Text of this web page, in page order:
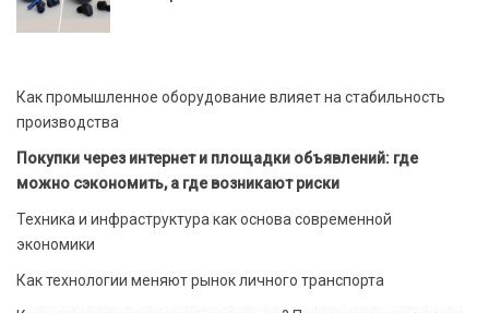
Как промышленное оборудование влияет на стабильность
производства
Покупки через интернет и площадки объявлений: где
можно сэкономить, а где возникают риски
Техника и инфраструктура как основа современной
экономики
Как технологии меняют рынок личного транспорта